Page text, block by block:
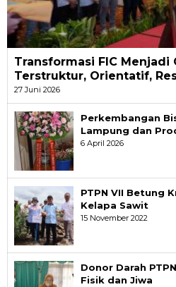
Transformasi FIC Menjadi
Terstruktur, Orientatif,
27 Juni 2026
Perkembangan
Lampung dan
6 April 2026
PTPN VII Betung
Kelapa Sawit
15 November 2022
Donor Darah
Fisik dan Jiwa